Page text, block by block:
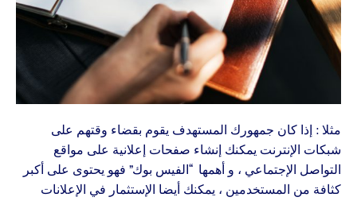
مثلا : إذا كان جمهورك المستهدف يقوم بقضاء وقتهم على
شبكات الإنترنت يمكنك إنشاء صفحات إعلانية على مواقع
التواصل الإجتماعي ، و أهمها “الفيس بوك” فهو يحتوى على أكبر
كثافة من المستخدمين ، يمكنك أيضا الإستثمار في الإعلانات